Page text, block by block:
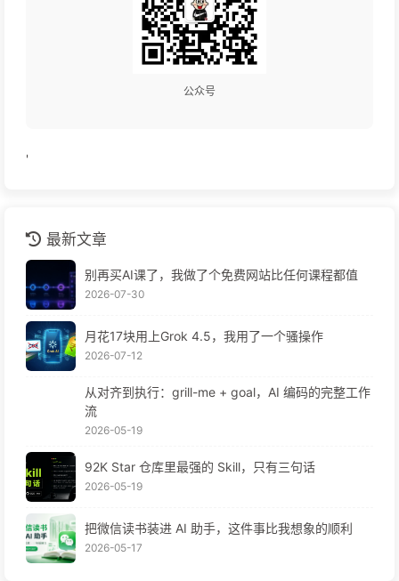
公众号
'
最新文章
别再买AI课了，我做了个免费网站比任何课程都值
2026-07-30
月花17块用上Grok 4.5，我用了一个骚操作
2026-07-12
从对齐到执行：grill-me + goal，AI 编码的完整工作
流
2026-05-19
92K Star 仓库里最强的 Skill，只有三句话
2026-05-19
把微信读书装进 AI 助手，这件事比我想象的顺利
2026-05-17